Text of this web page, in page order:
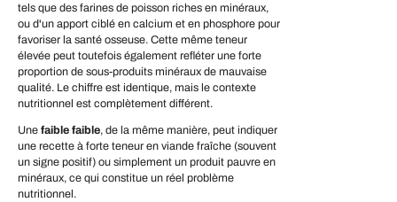
tels que des farines de poisson riches en minéraux,
ou d'un apport ciblé en calcium et en phosphore pour
favoriser la santé osseuse. Cette même teneur
élevée peut toutefois également refléter une forte
proportion de sous-produits minéraux de mauvaise
qualité. Le chiffre est identique, mais le contexte
nutritionnel est complètement différent.
Une faible faible, de la même manière, peut indiquer
une recette à forte teneur en viande fraîche (souvent
un signe positif) ou simplement un produit pauvre en
minéraux, ce qui constitue un réel problème
nutritionnel.